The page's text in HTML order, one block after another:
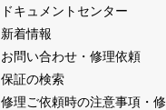
ドキュメントセンター
新着情報
お問い合わせ・修理依頼
保証の検索
修理ご依頼時の注意事項・